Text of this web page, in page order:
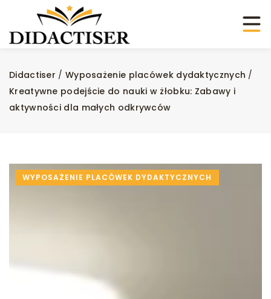
Didactiser / Wyposażenie placówek dydaktycznych /
Kreatywne podejście do nauki w żłobku: Zabawy i
aktywności dla małych odkrywców
WYPOSAŻENIE PLACÓWEK DYDAKTYCZNYCH